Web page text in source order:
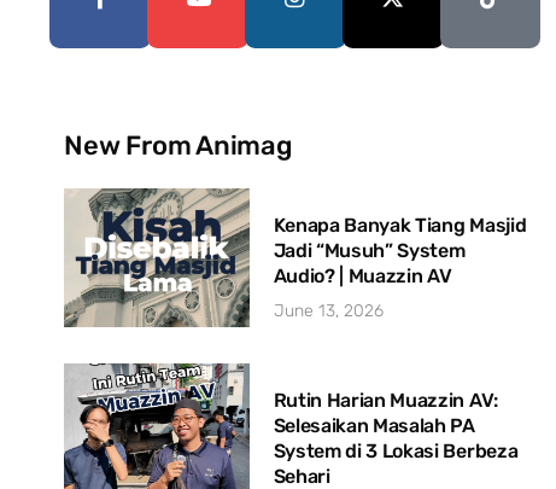
New From Animag
Kenapa Banyak Tiang Masjid
Jadi “Musuh” System
Audio? | Muazzin AV
June 13, 2026
Rutin Harian Muazzin AV:
Selesaikan Masalah PA
System di 3 Lokasi Berbeza
Sehari